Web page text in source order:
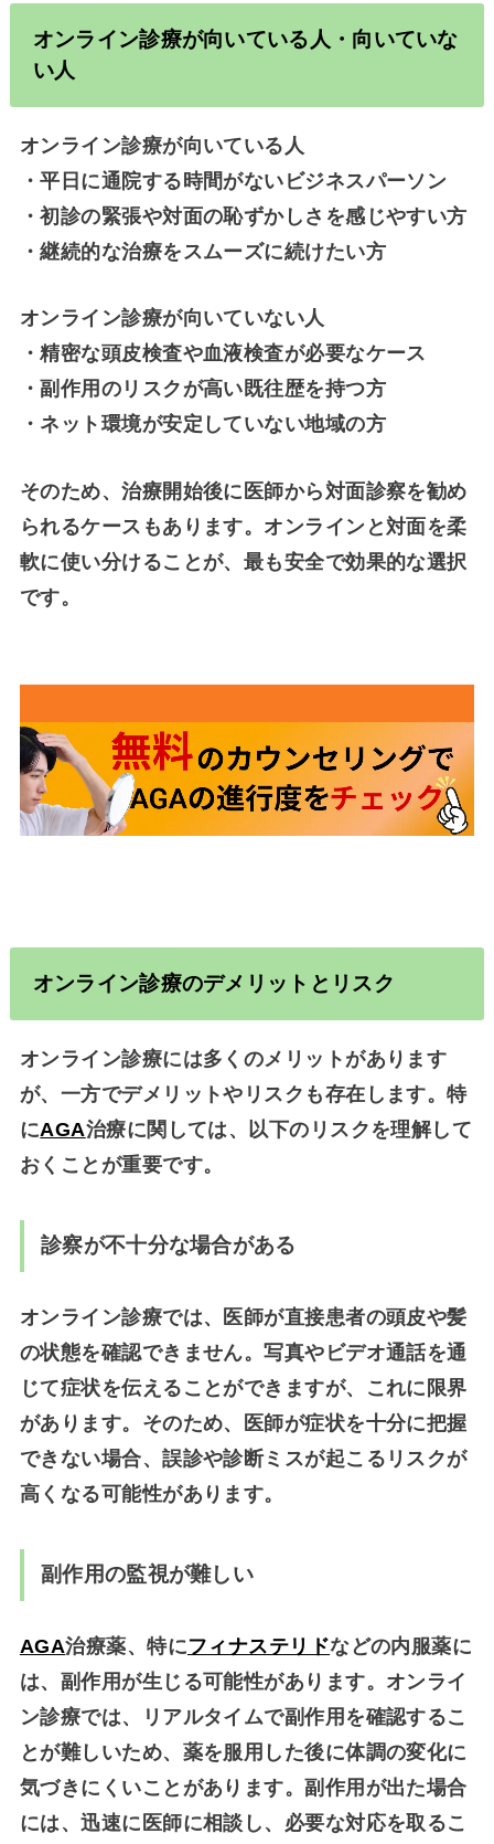
オンライン診療が向いている人・向いていな
い人
オンライン診療が向いている人
・平日に通院する時間がないビジネスパーソン
・初診の緊張や対面の恥ずかしさを感じやすい方
・継続的な治療をスムーズに続けたい方
オンライン診療が向いていない人
・精密な頭皮検査や血液検査が必要なケース
・副作用のリスクが高い既往歴を持つ方
・ネット環境が安定していない地域の方
そのため、治療開始後に医師から対面診察を勧め
られるケースもあります。オンラインと対面を柔
軟に使い分けることが、最も安全で効果的な選択
です。
オンライン診療のデメリットとリスク
オンライン診療には多くのメリットがあります
が、一方でデメリットやリスクも存在します。特
にAGA治療に関しては、以下のリスクを理解して
おくことが重要です。
診察が不十分な場合がある
オンライン診療では、医師が直接患者の頭皮や髪
の状態を確認できません。写真やビデオ通話を通
じて症状を伝えることができますが、これに限界
があります。そのため、医師が症状を十分に把握
できない場合、誤診や診断ミスが起こるリスクが
高くなる可能性があります。
副作用の監視が難しい
AGA治療薬、特にフィナステリドなどの内服薬に
は、副作用が生じる可能性があります。オンライ
ン診療では、リアルタイムで副作用を確認するこ
とが難しいため、薬を服用した後に体調の変化に
気づきにくいことがあります。副作用が出た場合
には、迅速に医師に相談し、必要な対応を取るこ